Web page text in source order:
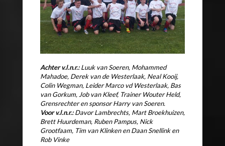
Achter v.l.n.r.:Luuk van Soeren, Mohammed
Mahadoe, Derek van de Westerlaak, Neal Kooij,
Colin Wegman, Leider Marco vd Westerlaak, Bas
van Gorkum, Job van Kleef, Trainer Wouter Held,
Grensrechter en sponsor Harry van Soeren.
Voor v.l.n.r.:Davor Lambrechts, Mart Broekhuizen,
Brett Huurdeman, Ruben Pampus, Nick
Grootfaam, Tim van Klinken en Daan Snellink en
Rob Vinke